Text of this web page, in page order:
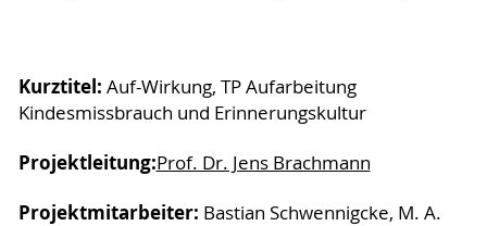
Kurztitel: Auf-Wirkung, TP Aufarbeitung
Kindesmissbrauch und Erinnerungskultur
Projektleitung:Prof. Dr. Jens Brachmann
Projektmitarbeiter: Bastian Schwennigcke, M. A.